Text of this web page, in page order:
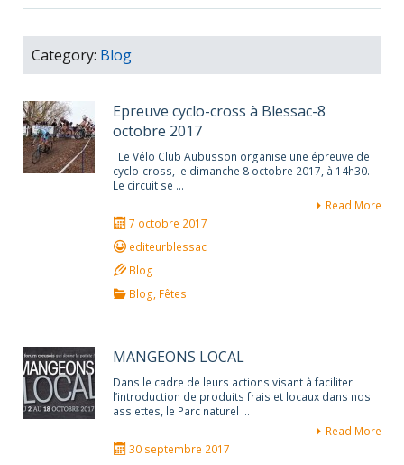
Category: Blog
Epreuve cyclo-cross à Blessac-8
octobre 2017
Le Vélo Club Aubusson organise une épreuve de
cyclo-cross, le dimanche 8 octobre 2017, à 14h30.
Le circuit se …
Read More
7 octobre 2017
editeurblessac
Blog
Blog, Fêtes
MANGEONS LOCAL
Dans le cadre de leurs actions visant à faciliter
l’introduction de produits frais et locaux dans nos
assiettes, le Parc naturel …
Read More
30 septembre 2017